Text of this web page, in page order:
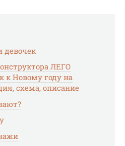
девочек
ЛЕГО
к Новому году на
схема, описание